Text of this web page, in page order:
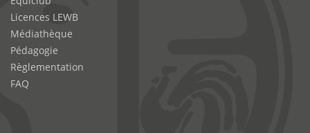
Licences LEWB
Médiathèque
Pédagogie
Règlementation
FAQ